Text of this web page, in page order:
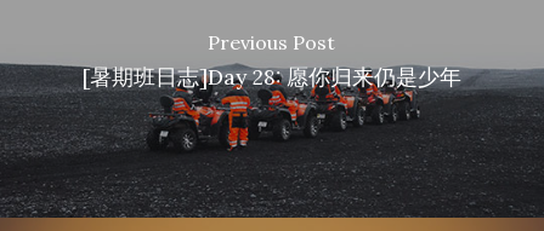
Previous Post
[暑期班日志]Day 28: 愿你归来仍是少年